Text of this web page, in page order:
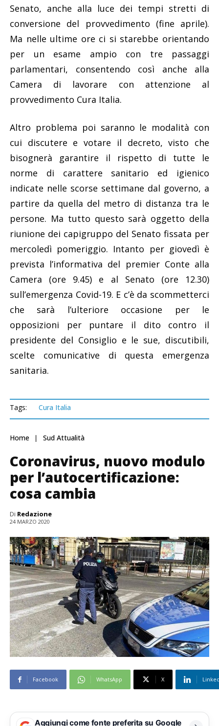
Senato, anche alla luce dei tempi stretti di
conversione del provvedimento (fine aprile).
Ma nelle ultime ore ci si starebbe orientando
per un esame ampio con tre passaggi
parlamentari, consentendo così anche alla
Camera di lavorare con attenzione al
provvedimento Cura Italia.
Altro problema poi saranno le modalità con
cui discutere e votare il decreto, visto che
bisognerà garantire il rispetto di tutte le
norme di carattere sanitario ed igienico
indicate nelle scorse settimane dal governo, a
partire da quella del metro di distanza tra le
persone. Ma tutto questo sarà oggetto della
riunione dei capigruppo del Senato fissata per
mercoledì pomeriggio. Intanto per giovedì è
prevista l’informativa del premier Conte alla
Camera (ore 9.45) e al Senato (ore 12.30)
sull’emergenza Covid-19. E c’è da scommetterci
che sarà l’ulteriore occasione per le
opposizioni per puntare il dito contro il
presidente del Consiglio e le sue, discutibili,
scelte comunicative di questa emergenza
sanitaria.
Tags: Cura Italia
Home Sud Attualità
Coronavirus, nuovo modulo
per l’autocertificazione:
cosa cambia
Di Redazione
24 MARZO 2020
Facebook WhatsApp X
Aggiungi come fonte preferita su Google